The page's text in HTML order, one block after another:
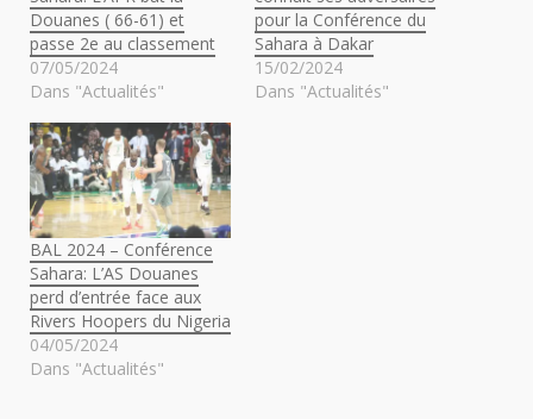
Douanes ( 66-61) et
passe 2e au classement
07/05/2024
Dans "Actualités"
pour la Conférence du
Sahara à Dakar
15/02/2024
Dans "Actualités"
BAL 2024 – Conférence
Sahara: L’AS Douanes
perd d’entrée face aux
Rivers Hoopers du Nigeria
04/05/2024
Dans "Actualités"